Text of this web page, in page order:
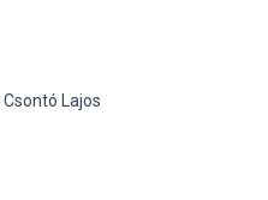
Csontó Lajos